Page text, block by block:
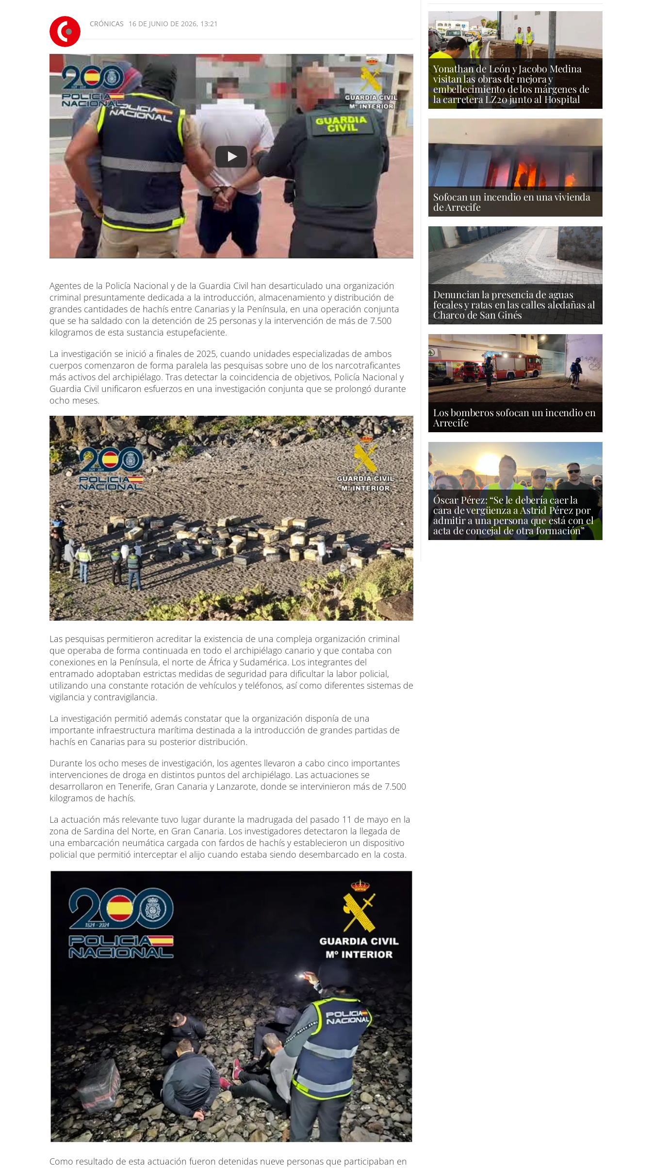
CRÓNICAS 16 DE JUNIO DE 2026, 13:21
Agentes de la Policía Nacional y de la Guardia Civil han desarticulado una organización
criminal presuntamente dedicada a la introducción, almacenamiento y distribución de
grandes cantidades de hachís entre Canarias y la Península, en una operación conjunta
que se ha saldado con la detención de 25 personas y la intervención de más de 7.500
kilogramos de esta sustancia estupefaciente.
La investigación se inició a finales de 2025, cuando unidades especializadas de ambos
cuerpos comenzaron de forma paralela las pesquisas sobre uno de los narcotraficantes
más activos del archipiélago. Tras detectar la coincidencia de objetivos, Policía Nacional y
Guardia Civil unificaron esfuerzos en una investigación conjunta que se prolongó durante
ocho meses.
Las pesquisas permitieron acreditar la existencia de una compleja organización criminal
que operaba de forma continuada en todo el archipiélago canario y que contaba con
conexiones en la Península, el norte de África y Sudamérica. Los integrantes del
entramado adoptaban estrictas medidas de seguridad para dificultar la labor policial,
utilizando una constante rotación de vehículos y teléfonos, así como diferentes sistemas de
vigilancia y contravigilancia.
La investigación permitió además constatar que la organización disponía de una
importante infraestructura marítima destinada a la introducción de grandes partidas de
hachís en Canarias para su posterior distribución.
Durante los ocho meses de investigación, los agentes llevaron a cabo cinco importantes
intervenciones de droga en distintos puntos del archipiélago. Las actuaciones se
desarrollaron en Tenerife, Gran Canaria y Lanzarote, donde se intervinieron más de 7.500
kilogramos de hachís.
La actuación más relevante tuvo lugar durante la madrugada del pasado 11 de mayo en la
zona de Sardina del Norte, en Gran Canaria. Los investigadores detectaron la llegada de
una embarcación neumática cargada con fardos de hachís y establecieron un dispositivo
policial que permitió interceptar el alijo cuando estaba siendo desembarcado en la costa.
Como resultado de esta actuación fueron detenidas nueve personas que participaban en
Yonathan de León y Jacobo Medina
visitan las obras de mejora y
embellecimiento de los márgenes de
la carretera LZ20 junto al Hospital
Sofocan un incendio en una vivienda
de Arrecife
Denuncian la presencia de aguas
fecales y ratas en las calles aledañas al
Charco de San Ginés
Los bomberos sofocan un incendio en
Arrecife
Óscar Pérez: “Se le debería caer la
cara de vergüenza a Astrid Pérez por
admitir a una persona que está con el
acta de concejal de otra formación”